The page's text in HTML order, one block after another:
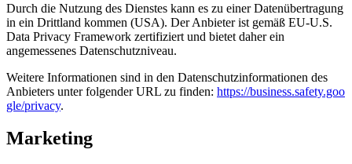
Durch die Nutzung des Dienstes kann es zu einer Datenübertragung
in ein Drittland kommen (USA). Der Anbieter ist gemäß EU-U.S.
Data Privacy Framework zertifiziert und bietet daher ein
angemessenes Datenschutzniveau.
Weitere Informationen sind in den Datenschutzinformationen des
Anbieters unter folgender URL zu finden: https://business.safety.goo
gle/privacy.
Marketing